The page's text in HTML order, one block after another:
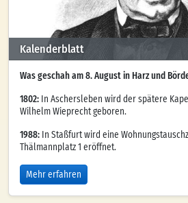
Kalenderblatt
Was geschah am 8. August in Harz und
1802: In Aschersleben wird der spätere
Wilhelm Wieprecht geboren.
1988: In Staßfurt wird eine
Thälmannplatz 1 eröffnet.
Mehr erfahren